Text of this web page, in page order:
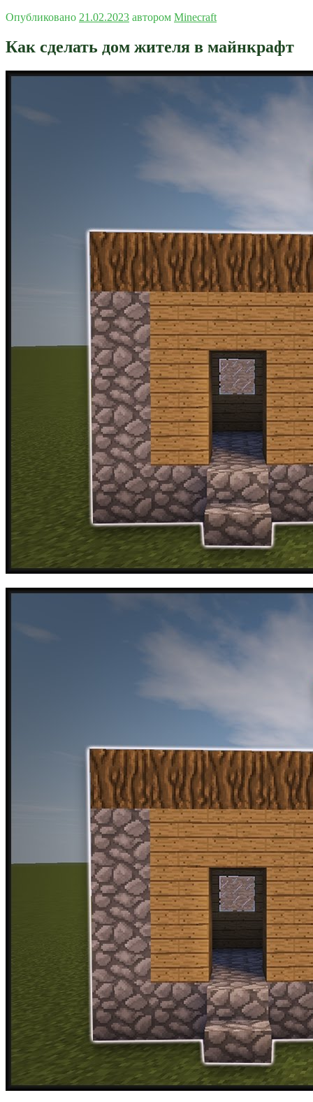
Опубликовано 21.02.2023 автором Minecraft
Как сделать дом жителя в майнкрафт